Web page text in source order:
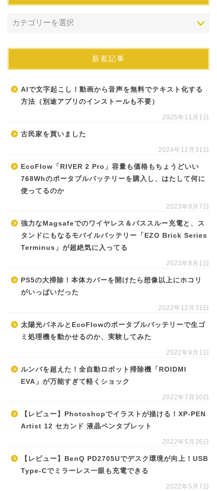
新着記事
AIで文字起こし！動画から音声を無料でテキスト化する
方法（別途アプリのインストールも不要）
2025年11月1日
古民家を買いました
2024年12月31日
EcoFlow「RIVER 2 Pro」容量も価格もちょうどいい
768Whのポータブルバッテリーを購入し、はたして何に
使ってるのか
2023年9月7日
強力なMagsafeでのワイヤレス＆パススルー充電と、ス
タンドにもなるモバイルバッテリー「EZO Brick Series
Terminus」が超絶気に入ってる
2023年8月1日
PS5の大掃除！本体カバーを開けたら想像以上にホコリ
がいっぱいだった
2022年12月31日
太陽光パネルとEcoFlowのポータブルバッテリーで生ゴ
ミ処理機を動かせるのか、実験してみた
2022年9月1日
ルンバを超えた！全自動ロボット掃除機「ROIDMI
EVA」が万能すぎて軽くショック
2022年7月10日
【レビュー】Photoshopでイラストが描ける！XP-PEN
Artist 12 セカンド 液晶ペンタブレット
2022年5月26日
【レビュー】BenQ PD2705Uでデスク環境が向上！USB
Type-Cでミラーレス一眼も充電できる
2022年5月7日